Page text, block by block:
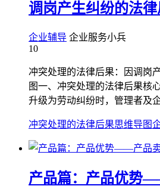
调岗产生纠纷的法
企业辅导 企业服务小兵
10
冲突处理的法律后果：因调岗
图一、冲突处理的法律后果核
升级为劳动纠纷时，管理者及
冲突处理的法律后果思维导图
产品篇：产品优势